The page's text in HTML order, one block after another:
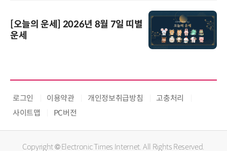
[오늘의 운세] 2026년 8월 7일 띠별
운세
로그인 이용약관 개인정보취급방침
고충처리
사이트맵
PC버전
Copyright © Electronic Times Internet. All Rights Reserved.